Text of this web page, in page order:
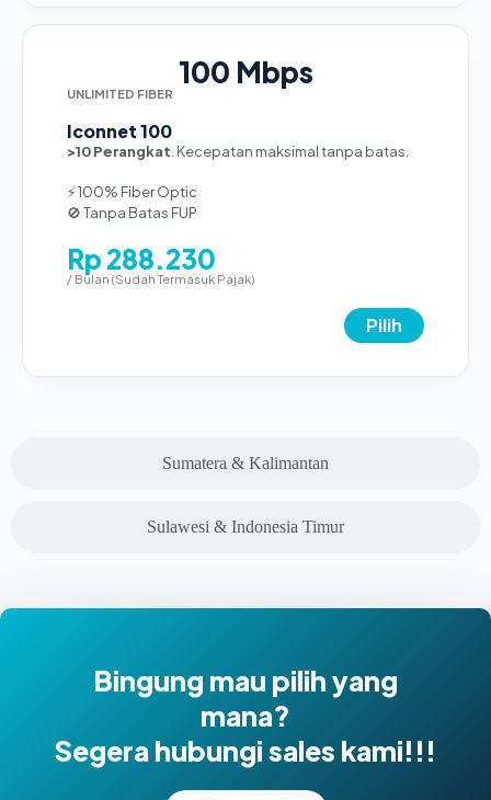
Sumatera & Kalimantan
Sulawesi & Indonesia Timur
100 Mbps
UNLIMITED FIBER
Iconnet 100
>10 Perangkat . Kecepatan maksimal tanpa batas.
⚡ 100% Fiber Optic
🚫 Tanpa Batas FUP
Rp 288.230
/ Bulan (Sudah Termasuk Pajak)
Pilih
Bingung mau pilih yang
mana?
Segera hubungi sales kami!!!